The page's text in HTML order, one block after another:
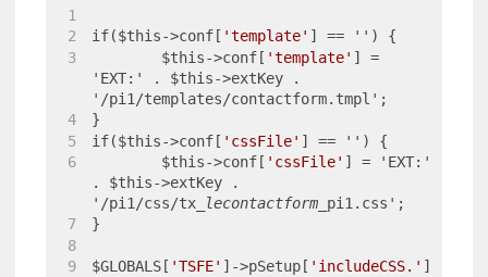
if($this->conf[ 'template' ] == '') {
	$this->conf[
'template' ] =
'EXT:' . $this->extKey .
'/pi1/templates/contactform.tmpl';
}
if($this->conf[ 'cssFile' ] == '') {
	$this->conf[
'cssFile' ] = 'EXT:'
. $this->extKey .
'/pi1/css/tx _lecontactform_ pi1.css';
}
$GLOBALS[ 'TSFE' ]->pSetup[ 'includeCSS.' ]